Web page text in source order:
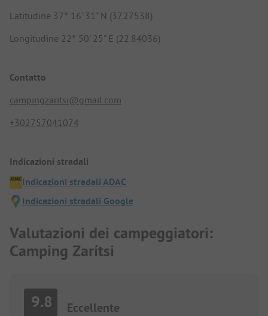
Latitudine 37° 16' 31" N (37.27538)
Longitudine 22° 50' 25" E (22.84036)
Contatto
campingzaritsi@gmail.com
+302757041074
Indicazioni stradali
Indicazioni stradali ADAC
Indicazioni stradali Google
Valutazioni dei campeggiatori:
Camping Zarítsi
9.8 Eccellente